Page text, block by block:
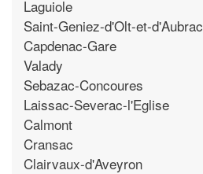
Laguiole
Saint-Geniez-d'Olt-et-d'Aubrac
Capdenac-Gare
Valady
Sebazac-Concoures
Laissac-Severac-l'Eglise
Calmont
Cransac
Clairvaux-d'Aveyron